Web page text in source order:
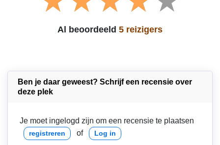
Al beoordeeld 5 reizigers
Ben je daar geweest? Schrijf een recensie over
deze plek
Je moet ingelogd zijn om een recensie te plaatsen
registreren of Log in